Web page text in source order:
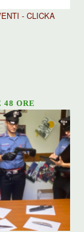
- CLICKA
ORE